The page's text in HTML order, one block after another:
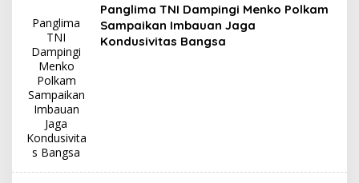
Panglima
TNI
Dampingi
Menko
Polkam
Sampaikan
Imbauan
Jaga
Kondusivita
s Bangsa
Panglima TNI Dampingi Menko Polkam
Sampaikan Imbauan Jaga
Kondusivitas Bangsa